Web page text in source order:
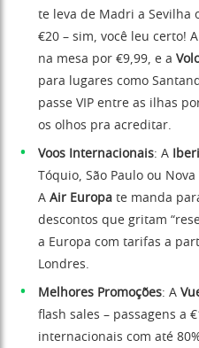
te leva de Madri a Sevilha
€20 – sim, você leu certo! A
na mesa por €9,99, e a
para lugares como
passe VIP entre as ilhas
os olhos pra acreditar.
Voos Internacionais: A
Tóquio, São Paulo ou
A Air Europa te manda
descontos que gritam
a Europa com tarifas a
Londres.
Melhores Promoções: A
flash sales – passagens a
internacionais com até